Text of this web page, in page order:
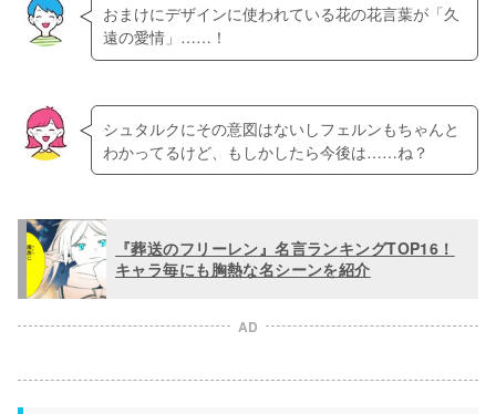
おまけにデザインに使われている花の花言葉が「久
遠の愛情」……！
シュタルクにその意図はないしフェルンもちゃんと
わかってるけど、もしかしたら今後は……ね？
『葬送のフリーレン』名言ランキングTOP16！
キャラ毎にも胸熱な名シーンを紹介
AD